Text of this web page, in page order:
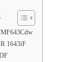
1643iF